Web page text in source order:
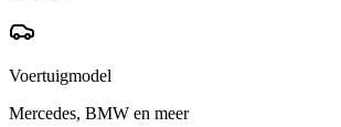
Voertuigmodel
Mercedes, BMW en meer